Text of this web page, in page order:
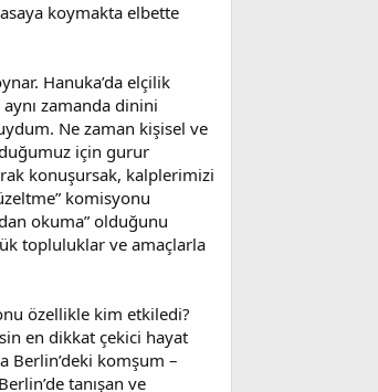
koymakta elbette
Hanuka’da elçilik
zamanda dinini
Ne zaman kişisel ve
için gurur
konuşursak, kalplerimizi
komisyonu
okuma” olduğunu
topluluklar ve amaçlarla
özellikle kim etkiledi?
en dikkat çekici hayat
Berlin’deki komşum –
tanışan ve